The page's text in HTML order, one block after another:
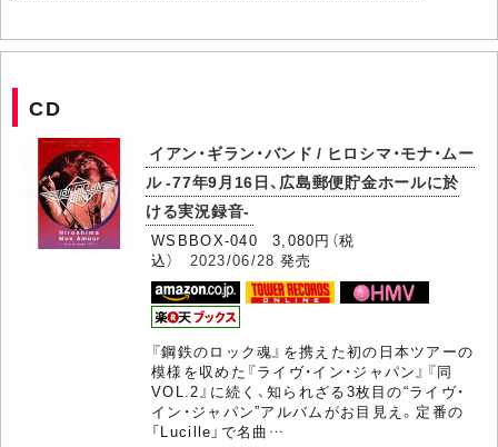
CD
イアン・ギラン・バンド / ヒロシマ・モナ・ムー
ル -77年9月16日、広島郵便貯金ホールに於
ける実況録音-
WSBBOX-040 3,080円（税
込） 2023/06/28 発売
『鋼鉄のロック魂』を携えた初の日本ツアーの
模様を収めた『ライヴ・イン・ジャパン』『同
VOL.2』に続く、知られざる3枚目の“ライヴ・
イン・ジャパン”アルバムがお目見え。定番の
「Lucille」で名曲…